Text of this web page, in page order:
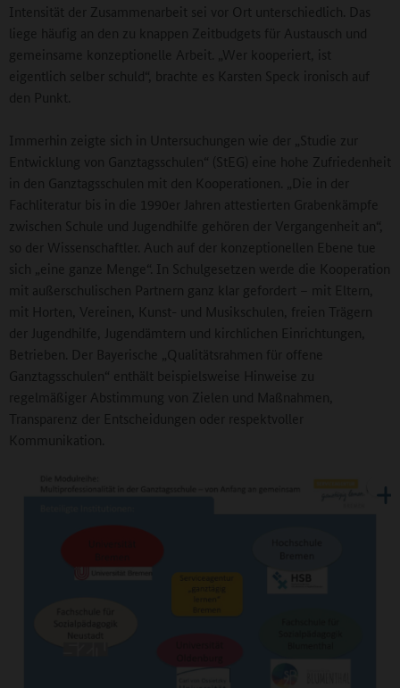
Intensität der Zusammenarbeit sei vor Ort unterschiedlich. Das
liege häufig an den zu knappen Zeitbudgets für Austausch und
gemeinsame konzeptionelle Arbeit. „Wer kooperiert, ist
eigentlich selber schuld“, brachte es Karsten Speck ironisch auf
den Punkt.
Immerhin zeigte sich in Untersuchungen wie der „Studie zur
Entwicklung von Ganztagsschulen“ (StEG) eine hohe Zufriedenheit
in den Ganztagsschulen mit den Kooperationen. „Die in der
Fachliteratur bis in die 1990er Jahren attestierten Grabenkämpfe
zwischen Schule und Jugendhilfe gehören der Vergangenheit an“,
so der Wissenschaftler. Auch auf der konzeptionellen Ebene tue
sich „eine ganze Menge“. In Schulgesetzen werde die Kooperation
mit außerschulischen Partnern ganz klar gefordert – mit Eltern,
mit Horten, Vereinen, Kunst- und Musikschulen, freien Trägern
der Jugendhilfe, Jugendämtern und kirchlichen Einrichtungen,
Betrieben. Der Bayerische „Qualitätsrahmen für offene
Ganztagsschulen“ enthält beispielsweise Hinweise zu
regelmäßiger Abstimmung von Zielen und Maßnahmen,
Transparenz der Entscheidungen oder respektvoller
Kommunikation.